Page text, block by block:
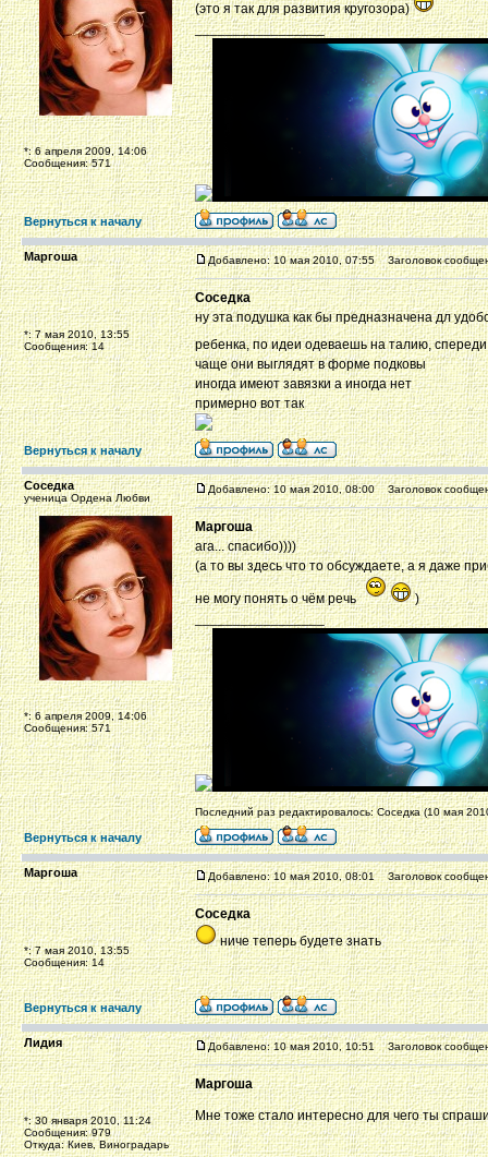
*: 6 апреля 2009, 14:06
Сообщения: 571
(это я так для развития кругозора)
_________________
Вернуться к началу
Маргоша
*: 7 мая 2010, 13:55
Сообщения: 14
Добавлено: 10 мая 2010, 07:55 Заголовок
Соседка
ну эта подушка как бы предназначена дл
ребенка, по идеи одеваешь на талию,
чаще они выглядят в форме подковы
иногда имеют завязки а иногда нет
примерно вот так
Вернуться к началу
Соседка
ученица Ордена Любви
*: 6 апреля 2009, 14:06
Сообщения: 571
Добавлено: 10 мая 2010, 08:00 Заголовок
Маргоша
ага... спасибо))))
(а то вы здесь что то обсуждаете, а я даже
не могу понять о чём речь
)
_________________
Последний раз редактировалось: Соседка (10 мая
Вернуться к началу
Маргоша
*: 7 мая 2010, 13:55
Сообщения: 14
Добавлено: 10 мая 2010, 08:01 Заголовок
Соседка
ниче теперь будете знать
Вернуться к началу
Лидия
*: 30 января 2010, 11:24
Сообщения: 979
Откуда: Киев, Виноградарь
Добавлено: 10 мая 2010, 10:51 Заголовок
Маргоша
Мне тоже стало интересно для чего ты